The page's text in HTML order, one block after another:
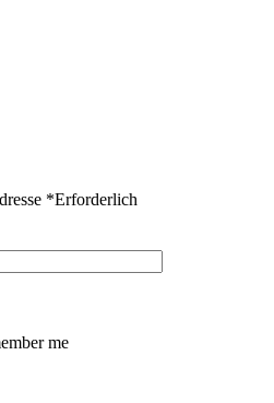
*Erforderlich
me